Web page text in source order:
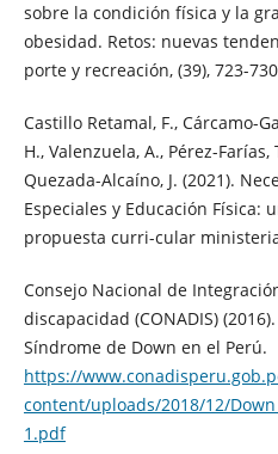
sobre la condición física y la
obesidad. Retos: nuevas
porte y recreación, (39), 723-
Castillo Retamal, F., Cárcamo-
H., Valenzuela, A., Pérez-
Quezada-Alcaíno, J. (2021).
Especiales y Educación Física:
propuesta curri-cular
Consejo Nacional de
discapacidad (CONADIS)
Síndrome de Down en el Perú.
https://
content/uploads/2018/12/
1.pdf